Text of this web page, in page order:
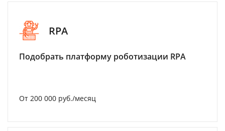
RPA
Подобрать платформу роботизации RPA
От 200 000 руб./месяц